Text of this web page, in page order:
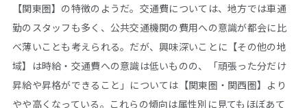
【関東圏】の特徴のようだ。交通費については、地方では車通
勤のスタッフも多く、公共交通機関の費用への意識が都会に比
べ薄いことも考えられる。だが、興味深いことに【その他の地
域】は時給・交通費への意識は低いものの、「頑張った分だけ
昇給や昇格ができること」については【関東圏・関西圏】より
やや高くなっている。これらの傾向は属性別に見てもほぼあて